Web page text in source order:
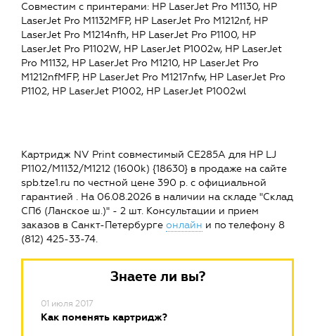
Совместим c принтерами: HP LaserJet Pro M1130, HP
LaserJet Pro M1132MFP, HP LaserJet Pro M1212nf, HP
LaserJet Pro M1214nfh, HP LaserJet Pro P1100, HP
LaserJet Pro P1102W, HP LaserJet P1002w, HP LaserJet
Pro M1132, HP LaserJet Pro M1210, HP LaserJet Pro
M1212nfMFP, HP LaserJet Pro M1217nfw, HP LaserJet Pro
P1102, HP LaserJet P1002, HP LaserJet P1002wl
Картридж NV Print совместимый CE285A для HP LJ
P1102/M1132/M1212 (1600k) {18630} в продаже на сайте
spb.tze1.ru по честной цене 390 р. с официальной
гарантией . На 06.08.2026 в наличии на складе "Склад
СПб (Ланское ш.)" - 2 шт. Консультации и прием
заказов в Санкт-Петербурге онлайн и по телефону 8
(812) 425-33-74.
Знаете ли вы?
01 июля 2017
Как поменять картридж?